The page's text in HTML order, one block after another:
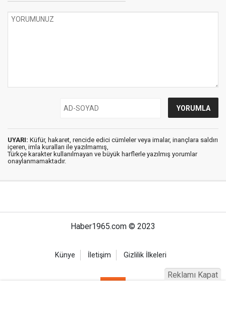
UYARI: Küfür, hakaret, rencide edici cümleler veya imalar, inançlara saldırı
içeren, imla kuralları ile yazılmamış,
Türkçe karakter kullanılmayan ve büyük harflerle yazılmış yorumlar
onaylanmamaktadır.
Haber1965.com © 2023
Künye İletişim Gizlilik İlkeleri
Reklamı Kapat